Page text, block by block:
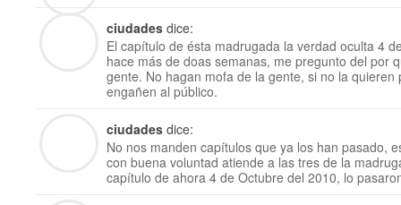
ciudades dice:
El capítulo de ésta madrugada la verdad oculta 4
hace más de doas semanas, me pregunto del por
gente. No hagan mofa de la gente, si no la
engañen al público.
ciudades dice:
No nos manden capítulos que ya los han pasado,
con buena voluntad atiende a las tres de la
capítulo de ahora 4 de Octubre del 2010, lo